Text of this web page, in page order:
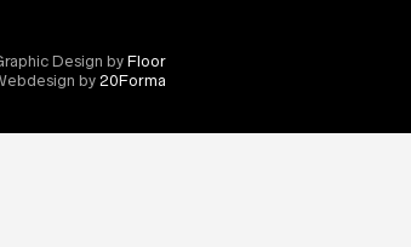
Design by Floor
by 20Forma